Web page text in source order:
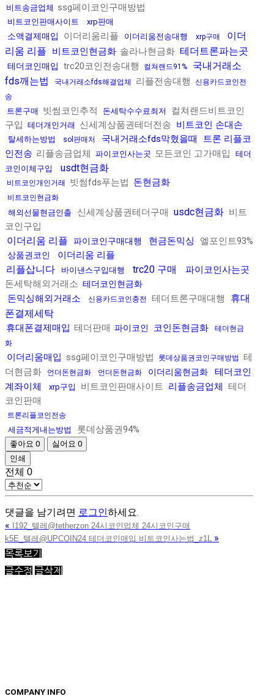
비트송금업체 ssg페이코인구매방법
비트코인판매사이트 xrp판매
소액결제매입 이더리움리플 이더리움전송대행 xrp구매
이더
리움 리플
비트코인현금화 솔라나현금화 테더트론파는곳
테더코인매입 trc20코인전송대행 컬쳐랜드91%
국내거래소
fds깨는법
국내거래소fds해결업체 리플전송대행
신용카드코인전
송
트론구매 빗썸코인추적 돈세탁수수료최저
컬쳐랜드비트코인
구입 테더개인거래 신세계상품권테더전송 비트코인 손대손
탈세하는방법 sol판매처 국내거래소fds막혔을때
트론 리플코
인전송 리플송금업체 파이코인사는곳 모든코인 고가매입
테더
코인이체구입
usdt현금화
비트코인개인거래 빗썸fds푸는법 돈현금화
비트코인현금화
해외선물현금인출 신세계상품권테더구매 usdc현금화 비트
코인구입
이더리움 리플 파이코인구매대행 현금돈믹싱 엘포인트93%
상품권코인 이더리움 리플
리플삽니다 바이낸스구입대행 trc20 구매
파이코인사는곳
돈세탁해외거래소 테더코인현금화
돈믹싱해외거래소 신용카드코인충전 테더트론구매대행
휴대
폰결제세탁
휴대폰결제매입 테더판매 파이코인 코인돈현금화
테더현금
화
이더리움매입 ssg페이코인구매방법 롯데상품권코인구매방법
테
더현금화
언더돈현금화 언더돈현금화 이더리움현금화
테더코인
계좌이체
xrp구입 비트코인판매사이트 리플송금업체 테더
코인판매
트론리플코인전송
세금적게내는방법 롯데상품권94%
좋아요 0 싫어요 0
인쇄
전체 0
댓글을 남기려면 로그인하세요.
«
I192_텔레@tetherzon 24시코인업체 24시코인구매
k5E_텔레@UPCOIN24 테더코인매입 비트코인사는법_z1L »
목록보기
글수정 글삭제
COMPANY INFO